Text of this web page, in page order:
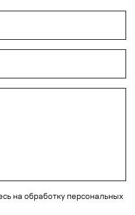
на обработку персональных